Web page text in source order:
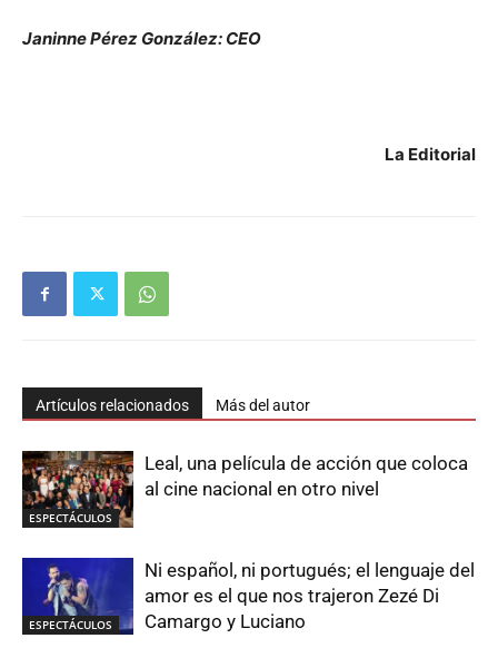
Janinne Pérez González: CEO
La Editorial
Artículos relacionados Más del autor
ESPECTÁCULOS
Leal, una película de acción que coloca
al cine nacional en otro nivel
ESPECTÁCULOS
Ni español, ni portugués; el lenguaje del
amor es el que nos trajeron Zezé Di
Camargo y Luciano